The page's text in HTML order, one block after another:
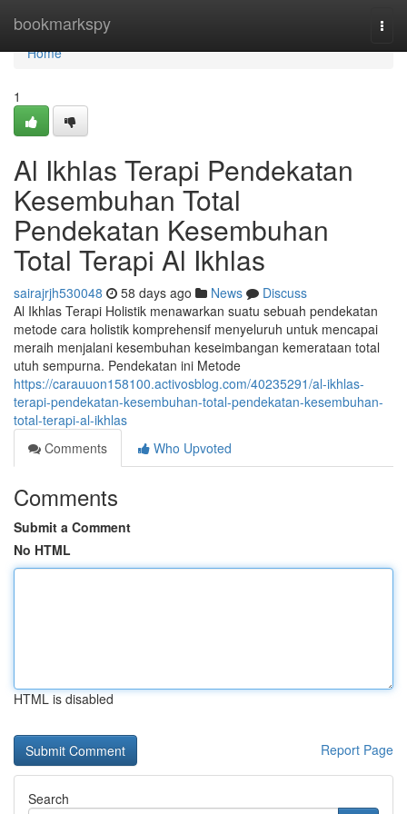
bookmarkspy
Home
Home
1
Al Ikhlas Terapi Pendekatan
Kesembuhan Total
Pendekatan Kesembuhan
Total Terapi Al Ikhlas
sairajrjh530048 58 days ago News
Discuss
Al Ikhlas Terapi Holistik menawarkan suatu sebuah pendekatan
metode cara holistik komprehensif menyeluruh untuk mencapai
meraih menjalani kesembuhan keseimbangan kemerataan total
utuh sempurna. Pendekatan ini Metode
https://carauuon158100.activosblog.com/40235291/al-ikhlas-
terapi-pendekatan-kesembuhan-total-pendekatan-kesembuhan-
total-terapi-al-ikhlas
Comments
Who Upvoted
Comments
Submit a Comment
No HTML
HTML is disabled
Report Page
Search